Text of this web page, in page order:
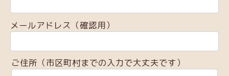
メールアドレス（確認用）
ご住所（市区町村までの入力で大丈夫です）